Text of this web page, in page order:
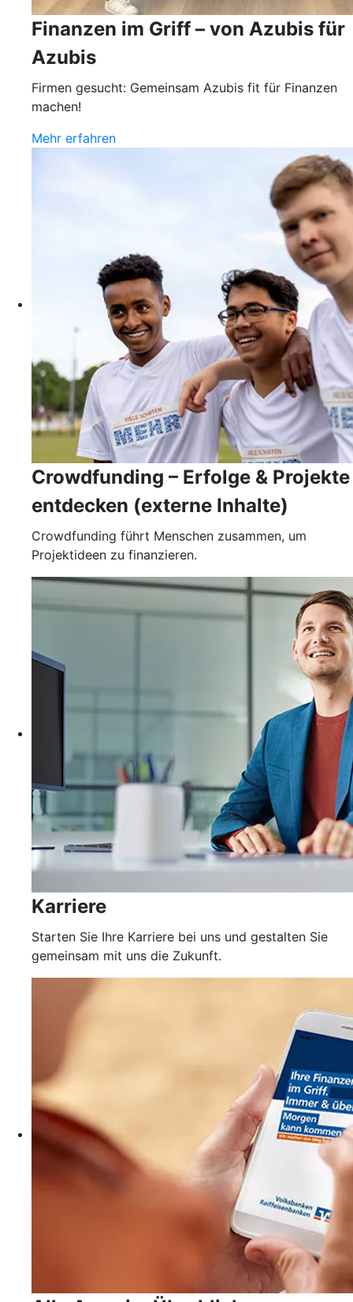
Finanzen im Griff – von Azubis für
Azubis
Firmen gesucht: Gemeinsam Azubis fit für Finanzen
machen!
Mehr erfahren
Crowdfunding – Erfolge & Projekte
entdecken (externe Inhalte)
Crowdfunding führt Menschen zusammen, um
Projektideen zu finanzieren.
Karriere
Starten Sie Ihre Karriere bei uns und gestalten Sie
gemeinsam mit uns die Zukunft.